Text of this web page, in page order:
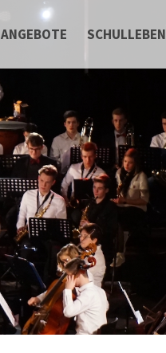
ANGEBOTE SCHULLEBEN